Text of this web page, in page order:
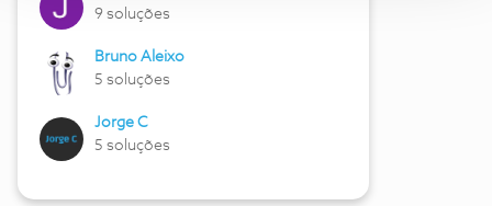
9 soluções
Bruno Aleixo
5 soluções
Jorge C
5 soluções